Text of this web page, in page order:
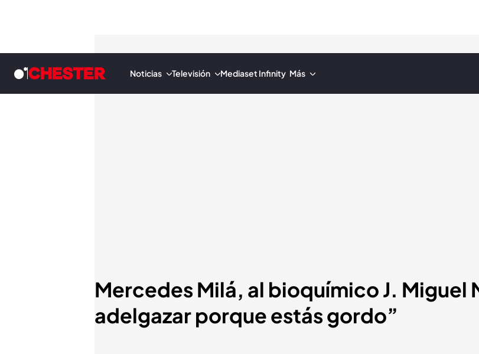
Noticias Televisión Mediaset Infinity Más
Mercedes Milá, al bioquímico J. Miguel
adelgazar porque estás gordo”